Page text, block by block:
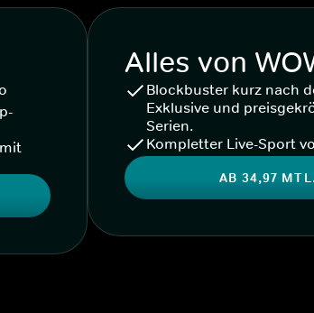
Alles von
Blockbuster kurz nach
Exklusive und
Serien.
Kompletter Live-Sport
AB 34,97